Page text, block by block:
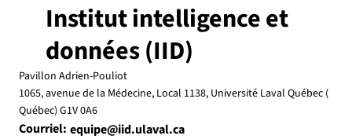
Institut intelligence et
données (IID)
Pavillon Adrien-Pouliot
1065, avenue de la Médecine, Local 1138, Université Laval Québec (
Québec) G1V 0A6
Courriel: equipe@iid.ulaval.ca